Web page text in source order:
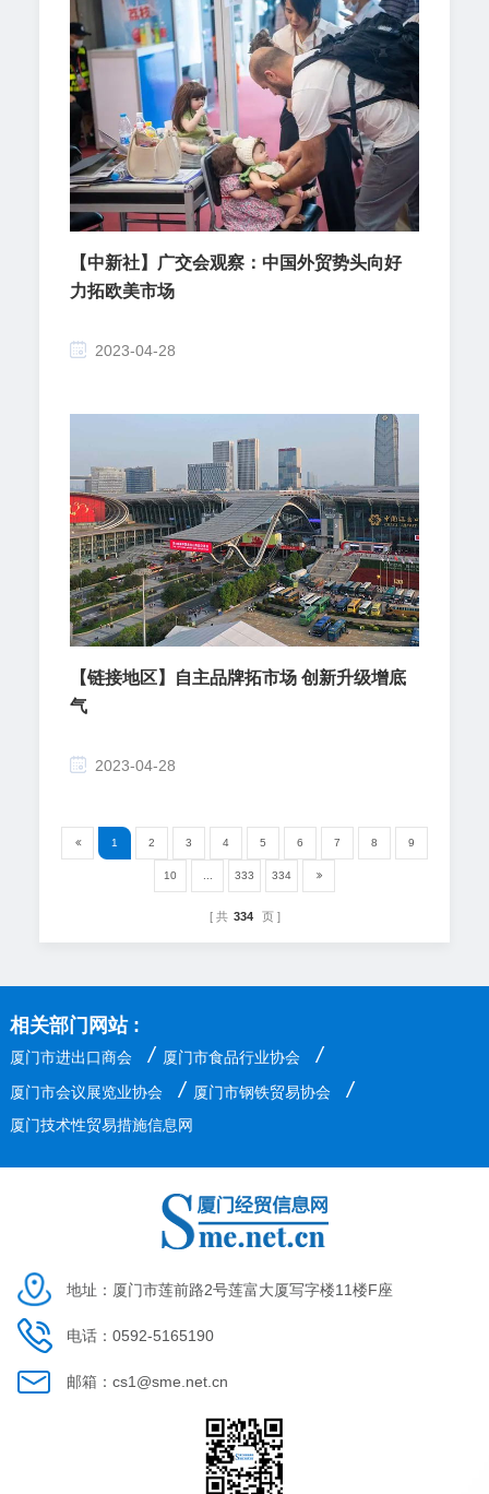
【中新社】广交会观察：中国外贸势头向好
力拓欧美市场
2023-04-28
【链接地区】自主品牌拓市场 创新升级增底
气
2023-04-28
1 2 3 4 5 6 7 8 9
10 333 334
共 334 页
相关部门网站 :
厦门市进出口商会 / 厦门市食品行业协会 /
厦门市会议展览业协会 / 厦门市钢铁贸易协会 /
厦门技术性贸易措施信息网
地址：厦门市莲前路2号莲富大厦写字楼11楼F座
电话：0592-5165190
邮箱：cs1@sme.net.cn